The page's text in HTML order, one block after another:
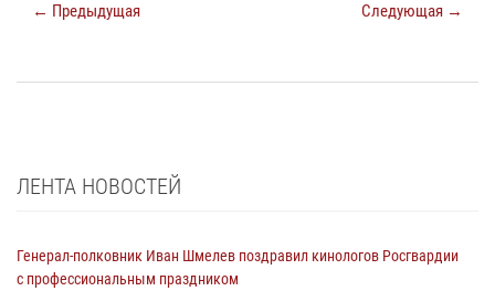
← Предыдущая Следующая →
ЛЕНТА НОВОСТЕЙ
Генерал-полковник Иван Шмелев поздравил кинологов Росгвардии
с профессиональным праздником